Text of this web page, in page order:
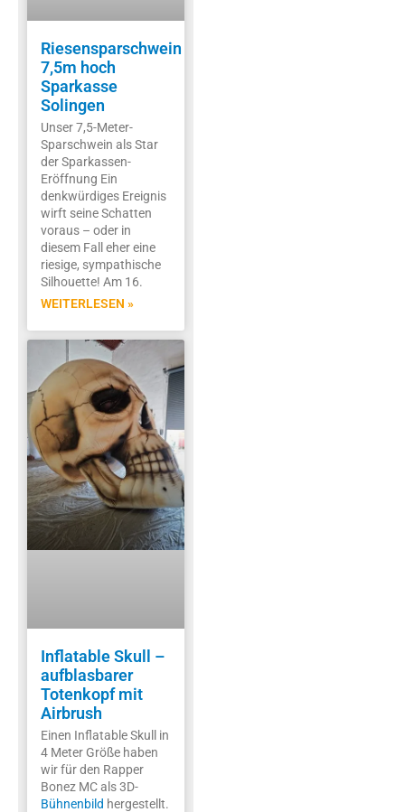
Riesensparschwein
7,5m hoch
Sparkasse
Solingen
Unser 7,5-Meter-
Sparschwein als Star
der Sparkassen-
Eröffnung Ein
denkwürdiges Ereignis
wirft seine Schatten
voraus – oder in
diesem Fall eher eine
riesige, sympathische
Silhouette! Am 16.
WEITERLESEN »
Inflatable Skull –
aufblasbarer
Totenkopf mit
Airbrush
Einen Inflatable Skull in
4 Meter Größe haben
wir für den Rapper
Bonez MC als 3D-
Bühnenbild hergestellt.